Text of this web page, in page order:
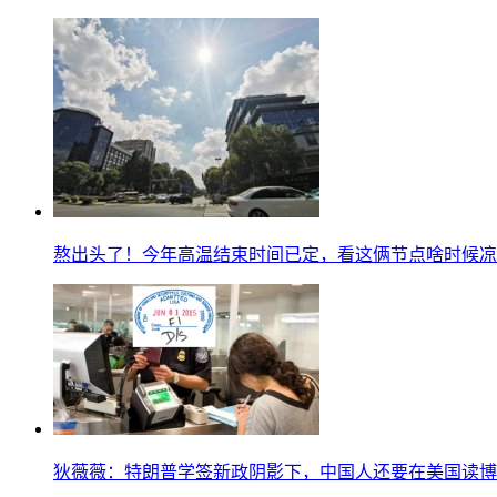
熬出头了！今年高温结束时间已定，看这俩节点啥时候
狄薇薇：特朗普学签新政阴影下，中国人还要在美国读